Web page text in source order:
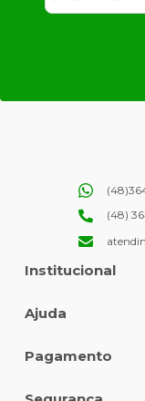
Institucional
Ajuda
(48)
Pagamento